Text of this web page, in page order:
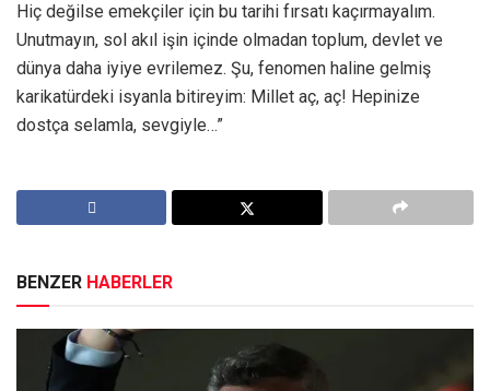
Hiç değilse emekçiler için bu tarihi fırsatı kaçırmayalım.
Unutmayın, sol akıl işin içinde olmadan toplum, devlet ve
dünya daha iyiye evrilemez. Şu, fenomen haline gelmiş
karikatürdeki isyanla bitireyim: Millet aç, aç! Hepinize
dostça selamla, sevgiyle…”
BENZER HABERLER